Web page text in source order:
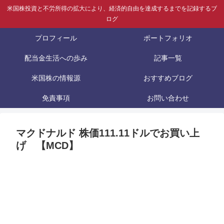
米国株投資と不労所得の拡大により、経済的自由を達成するまでを記録するブ
ログ
プロフィール ポートフォリオ
配当金生活への歩み 記事一覧
米国株の情報源 おすすめブログ
免責事項 お問い合わせ
マクドナルド 株価111.11ドルでお買い上
げ 【MCD】